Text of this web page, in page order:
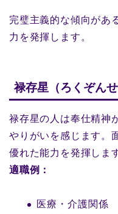
完璧主義的な傾向があ
力を発揮します。
禄存星（ろくぞんせ
禄存星の人は奉仕精神
やりがいを感じます。
優れた能力を発揮しま
適職例：
医療・介護関係